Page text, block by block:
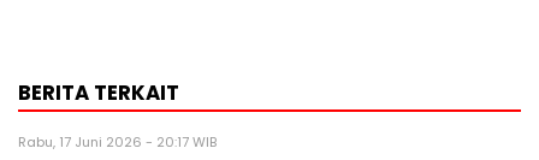
BERITA TERKAIT
Rabu, 17 Juni 2026 - 20:17 WIB